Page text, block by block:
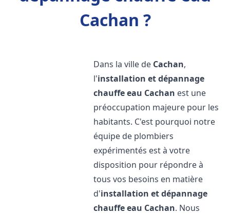
Cachan ?
Dans la ville de Cachan,
l'installation et dépannage
chauffe eau Cachan est une
préoccupation majeure pour les
habitants. C'est pourquoi notre
équipe de plombiers
expérimentés est à votre
disposition pour répondre à
tous vos besoins en matière
d'installation et dépannage
chauffe eau Cachan. Nous